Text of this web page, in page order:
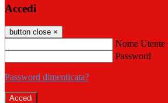
Accedi
button close ×
Nome Utente
Password
Password dimenticata?